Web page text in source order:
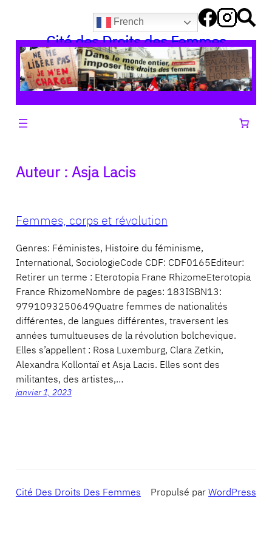
contenu
French
Cité des Droits des Femmes
Auteur : Asja Lacis
Femmes, corps et révolution
Genres: Féministes, Histoire du féminisme,
International, SociologieCode CDF: CDF0165Editeur:
Retirer un terme : Eterotopia Frane RhizomeEterotopia
France RhizomeNombre de pages: 183ISBN13:
9791093250649Quatre femmes de nationalités
différentes, de langues différentes, traversent les
années tumultueuses de la révolution bolchevique.
Elles s’appellent : Rosa Luxemburg, Clara Zetkin,
Alexandra Kollontaï et Asja Lacis. Elles sont des
militantes, des artistes,…
janvier 1, 2023
Cité Des Droits Des Femmes Propulsé parWordPress